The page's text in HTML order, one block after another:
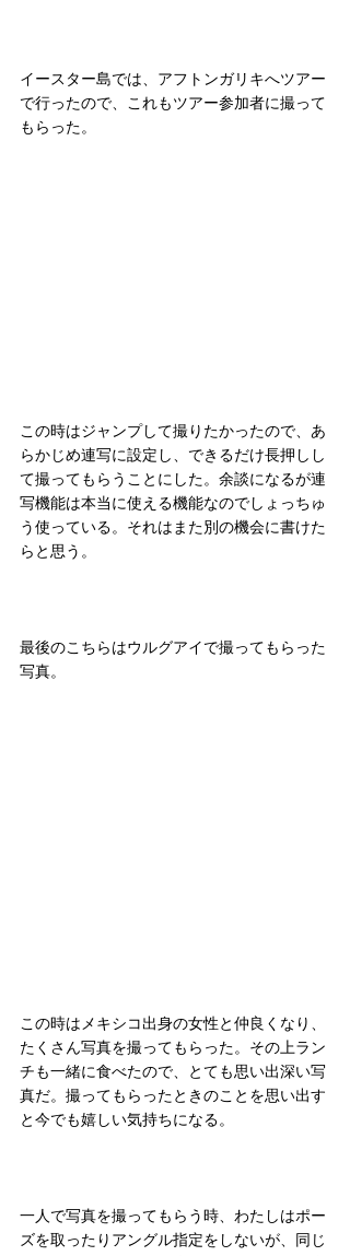
イースター島では、アフトンガリキへツアー
で行ったので、これもツアー参加者に撮って
もらった。
この時はジャンプして撮りたかったので、あ
らかじめ連写に設定し、できるだけ長押しし
て撮ってもらうことにした。余談になるが連
写機能は本当に使える機能なのでしょっちゅ
う使っている。それはまた別の機会に書けた
らと思う。
最後のこちらはウルグアイで撮ってもらった
写真。
この時はメキシコ出身の女性と仲良くなり、
たくさん写真を撮ってもらった。その上ラン
チも一緒に食べたので、とても思い出深い写
真だ。撮ってもらったときのことを思い出す
と今でも嬉しい気持ちになる。
一人で写真を撮ってもらう時、わたしはポー
ズを取ったりアングル指定をしないが、同じ